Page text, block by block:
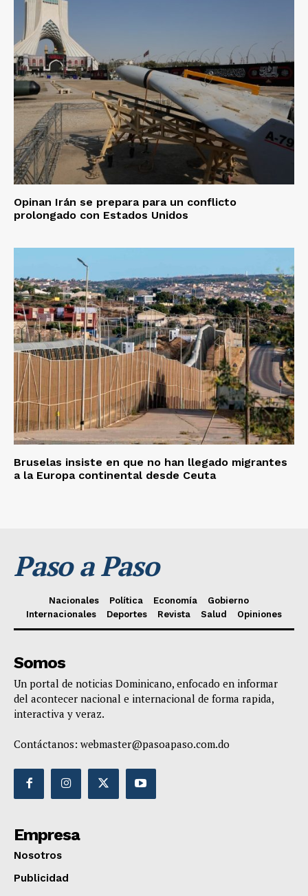
Opinan Irán se prepara para un conflicto
prolongado con Estados Unidos
Bruselas insiste en que no han llegado migrantes
a la Europa continental desde Ceuta
Paso a Paso
Nacionales Política Economía
Gobierno
Internacionales
Deportes Revista Salud Opiniones
Somos
Un portal de noticias Dominicano, enfocado en informar
del acontecer nacional e internacional de forma rapida,
interactiva y veraz.
Contáctanos: webmaster@pasoapaso.com.do
Empresa
Nosotros
Publicidad